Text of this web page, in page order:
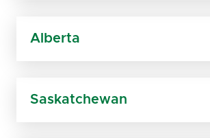
Alberta
Saskatchewan